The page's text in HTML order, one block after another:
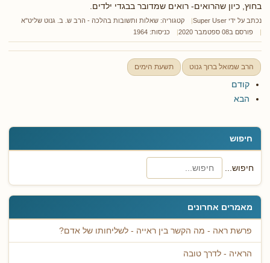
חיפוש
חיפוש...
מאמרים אחרונים
פרשת ראה - מה הקשר בין ראייה - לשליחותו של אדם?
הראיה - לדרך טובה
בחוץ, כיון שהרואים- רואים שמדובר בבגדי ילדים.
נכתב על ידי Super User קטגוריה: שאלות ותשובות בהלכה - הרב ש. ב. גנוט שליט"א
פורסם ב08 ספטמבר 2020
כניסות: 1964
הרב שמואל ברוך גנוט תשעת הימים
קודם
הבא